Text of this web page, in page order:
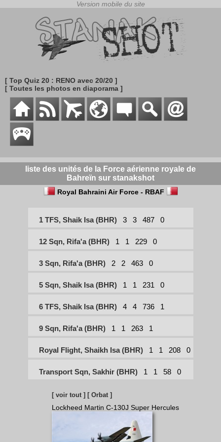
[ Top Quiz 20 : RENO avec 20/20 ]
[ Toutes les photos en diaporama ]
liste des unités de la Force aérienne royale de
Bahreïn sur stanakshot
Royal Bahraini Air Force - RBAF
1 TFS, Shaik Isa (BHR) 3 3 487 0
12 Sqn, Rifa'a (BHR) 1 1 229 0
3 Sqn, Rifa'a (BHR) 2 2 463 0
5 Sqn, Shaik Isa (BHR) 1 1 231 0
6 TFS, Shaik Isa (BHR) 4 4 736 1
9 Sqn, Rifa'a (BHR) 1 1 263 1
Royal Flight, Shaikh Isa (BHR) 1 1 208 0
Transport Sqn, Sakhir (BHR) 1 1 58 0
[ voir tout ] [ Orbat ]
Lockheed Martin C-130J Super Hercules